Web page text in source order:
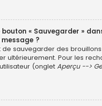
bouton « Sauvegarder »
?
de sauvegarder des
ultérieurement. Pour les
(onglet Aperçu -->